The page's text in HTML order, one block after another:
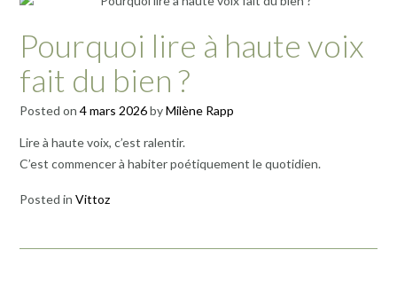
Pourquoi lire à haute voix
fait du bien ?
Posted on 4 mars 2026byMilène Rapp
Lire à haute voix, c’est ralentir.
C’est commencer à habiter poétiquement le quotidien.
Posted in Vittoz